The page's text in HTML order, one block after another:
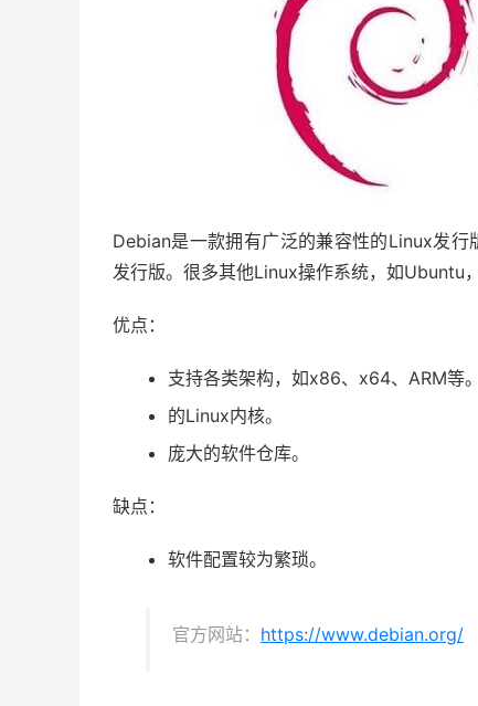
Debian是一款拥有广泛的兼容性的Linux发
发行版。很多其他Linux操作系统，如Ubuntu
优点：
支持各类架构，如x86、x64、ARM等。
的Linux内核。
庞大的软件仓库。
缺点：
软件配置较为繁琐。
官方网站： https://www.debian.org/